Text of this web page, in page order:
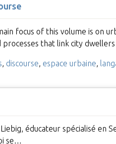
focus of this volume is on
that link city
, discourse, espace urbaine,
éducateur spécialisé en
se…